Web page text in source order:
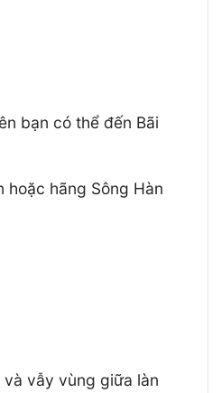
bạn có thể đến Bãi
hãng Sông Hàn
vẫy vùng giữa làn